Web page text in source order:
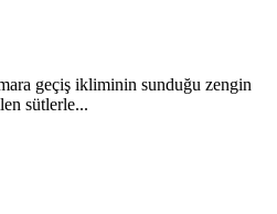
geçiş ikliminin sunduğu zengin
sütlerle...